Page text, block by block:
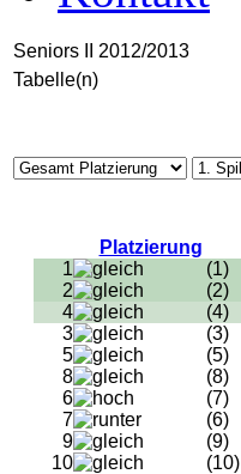
Seniors II 2012/2013
Tabelle(n)
Platzierung
1
(1)
2
(2)
4
(4)
3
(3)
5
(5)
8
(8)
6
(7)
7
(6)
9
(9)
10
(10)